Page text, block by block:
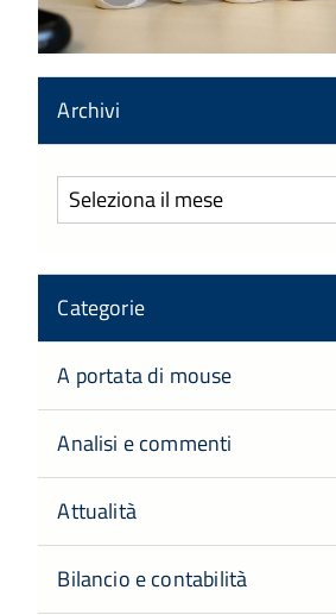
Archivi
Archivi
Categorie
A portata di mouse
Analisi e commenti
Attualità
Bilancio e contabilità